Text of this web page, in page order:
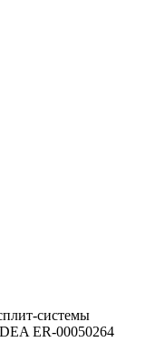
системы
ER-00050264